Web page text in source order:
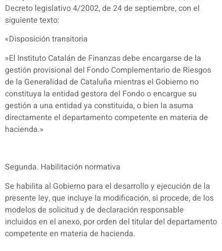
Decreto legislativo 4/2002, de 24 de septiembre, con el
siguiente texto:
«Disposición transitoria
»El Instituto Catalán de Finanzas debe encargarse de la
gestión provisional del Fondo Complementario de Riesgos
de la Generalidad de Cataluña mientras el Gobierno no
constituya la entidad gestora del Fondo o encargue su
gestión a una entidad ya constituida, o bien la asuma
directamente el departamento competente en materia de
hacienda.»
Segunda. Habilitación normativa
Se habilita al Gobierno para el desarrollo y ejecución de la
presente ley, que incluye la modificación, si procede, de los
modelos de solicitud y de declaración responsable
incluidos en el anexo, por orden del titular del departamento
competente en materia de hacienda.